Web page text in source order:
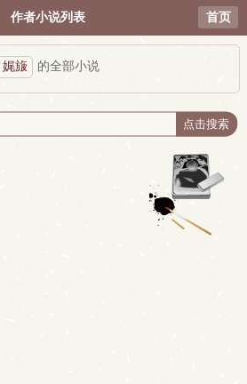
作者小说列表 首页
娓旇 的全部小说